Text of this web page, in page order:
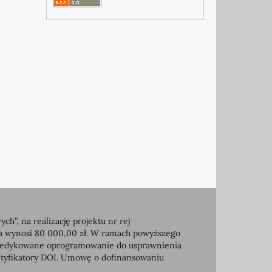
na realizację projektu nr rej
80 000,00 zł. W ramach powyższego
oprogramowanie do usprawnienia
DOI. Umowę o dofinansowaniu